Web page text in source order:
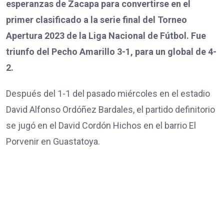
esperanzas de Zacapa para convertirse en el
primer clasificado a la serie final del Torneo
Apertura 2023 de la Liga Nacional de Fútbol. Fue
triunfo del Pecho Amarillo 3-1, para un global de 4-
2.
Después del 1-1 del pasado miércoles en el estadio
David Alfonso Ordóñez Bardales, el partido definitorio
se jugó en el David Cordón Hichos en el barrio El
Porvenir en Guastatoya.